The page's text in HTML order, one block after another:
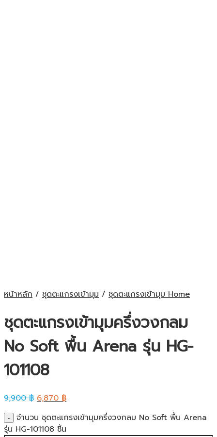
หน้าหลัก / ชุดตะแกรงเข้ามุม / ชุดตะแกรงเข้ามุม Home
ชุดตะแกรงเข้ามุมครึ่งวงกลม
No Soft พื้น Arena รุ่น HG-
101108
9,900฿ 6,870฿
จำนวน ชุดตะแกรงเข้ามุมครึ่งวงกลม No Soft พื้น Arena
รุ่น HG-101108 ชิ้น